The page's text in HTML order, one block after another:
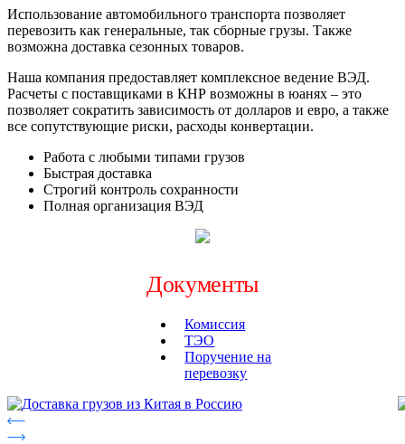
Использование автомобильного транспорта позволяет
перевозить как генеральные, так сборные грузы. Также
возможна доставка сезонных товаров.
Наша компания предоставляет комплексное ведение ВЭД.
Расчеты с поставщиками в КНР возможны в юанях – это
позволяет сократить зависимость от долларов и евро, а также
все сопутствующие риски, расходы конвертации.
Работа с любыми типами грузов
Быстрая доставка
Строгий контроль сохранности
Полная организация ВЭД
Документы
Комиссия
ТЭО
Поручение на
перевозку